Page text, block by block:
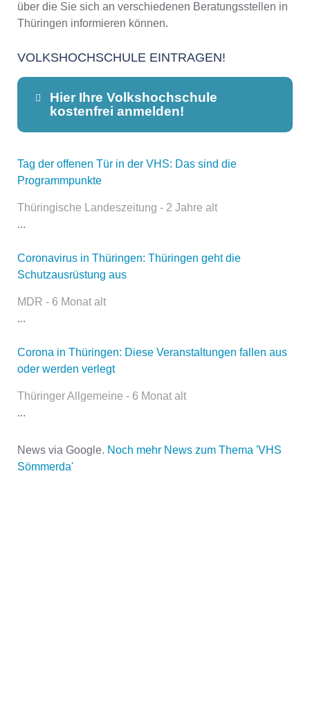
über die Sie sich an verschiedenen Beratungsstellen in
Thüringen informieren können.
VOLKSHOCHSCHULE EINTRAGEN!
Hier Ihre Volkshochschule
kostenfrei anmelden!
Dieser Teil dient lediglich zur
Kontaktaufnahme und ist nicht
Name*
Name der Volkshochschule
Tag der offenen Tür in der VHS: Das sind die
Programmpunkte
Thüringische Landeszeitung - 2 Jahre alt
...
Coronavirus in Thüringen: Thüringen geht die
Schutzausrüstung aus
MDR - 6 Monat alt
...
Corona in Thüringen: Diese Veranstaltungen fallen aus
oder werden verlegt
Thüringer Allgemeine - 6 Monat alt
...
News via Google. Noch mehr News zum Thema 'VHS
Sömmerda'